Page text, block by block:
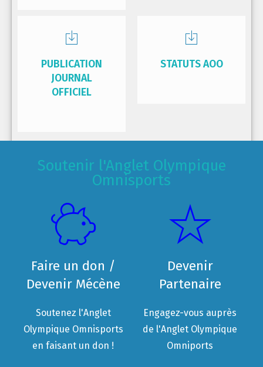
PUBLICATION
JOURNAL
OFFICIEL
STATUTS AOO
Soutenir l'Anglet Olympique
Omnisports
Faire un don /
Devenir Mécène
Soutenez l'Anglet
Olympique Omnisports
en faisant un don !
Devenir
Partenaire
Engagez-vous auprès
de l'Anglet Olympique
Omniports